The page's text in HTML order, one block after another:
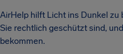
AirHelp hilft Licht ins Dunkel zu
Sie rechtlich geschützt sind,
bekommen.